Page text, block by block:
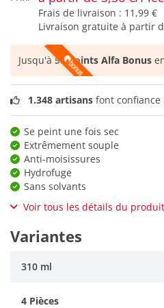
Frais de livraison : 11,99 €
Livraison gratuite à partir
Jusqu'à59 points Alfa Bonus
1.348 artisans font confiance
Se peint une fois sec
Extrêmement souple
Anti-moisissures
Hydrofuge
Sans solvants
Voir tous les détails du produit
Variantes
310 ml
4 Pièces